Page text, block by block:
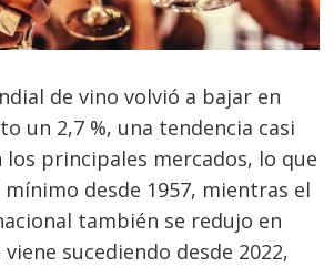
de vino volvió a bajar en
un 2,7 %, una tendencia casi
los principales mercados, lo que
desde 1957, mientras el
también se redujo en
sucediendo desde 2022,